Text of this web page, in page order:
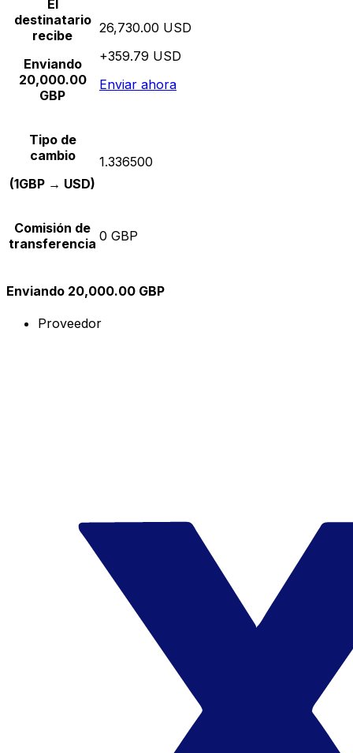
El
destinatario
recibe
Enviando
20,000.00
GBP
26,730.00 USD
+359.79 USD
Enviar ahora
Tipo de
cambio
(1GBP → USD)
1.336500
Comisión de
transferencia 0 GBP
Enviando 20,000.00 GBP
Proveedor